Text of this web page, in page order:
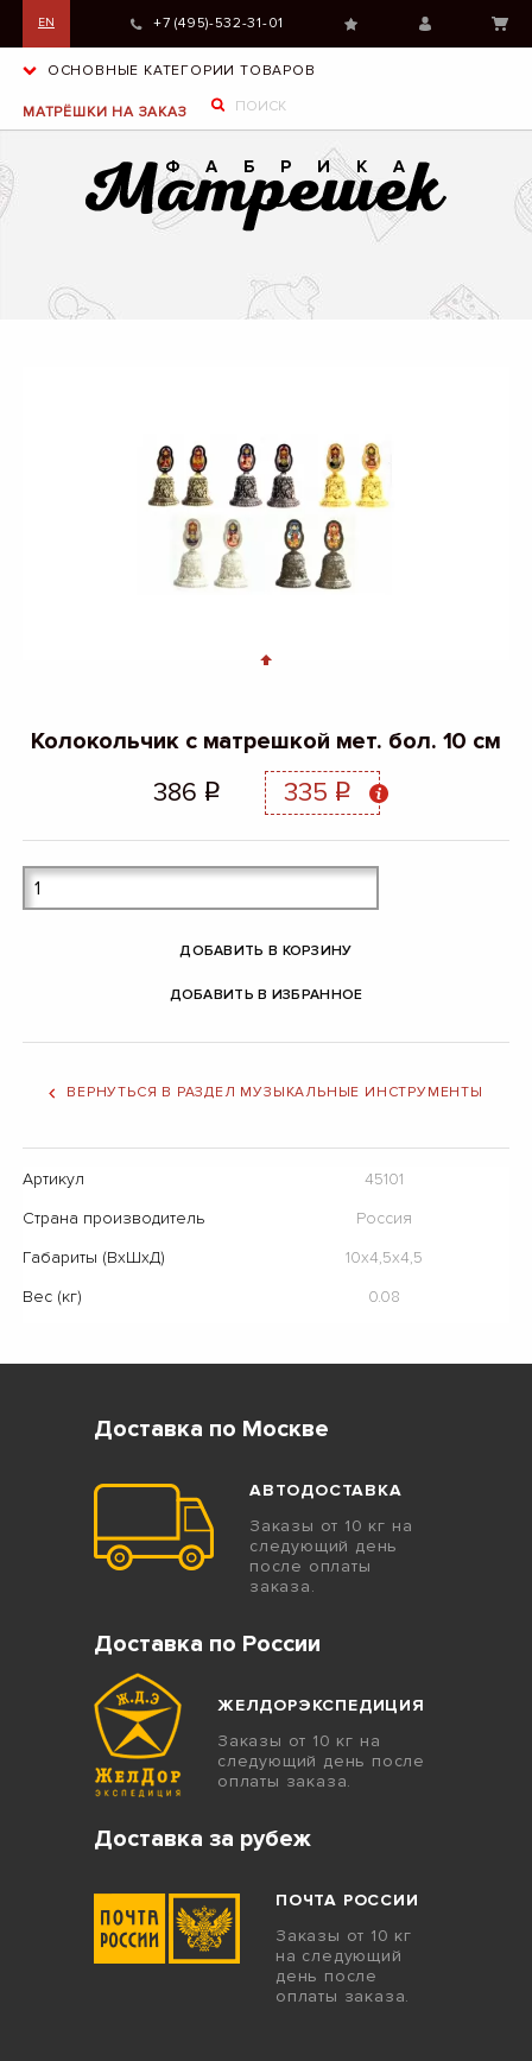
EN +7 (495)-532-31-01
ОСНОВНЫЕ КАТЕГОРИИ ТОВАРОВ
МАТРЁШКИ НА ЗАКАЗ
Колокольчик с матрешкой мет. бол. 10 см
386 q 335 q
ДОБАВИТЬ В КОРЗИНУ
ДОБАВИТЬ В ИЗБРАННОЕ
ВЕРНУТЬСЯ В РАЗДЕЛ МУЗЫКАЛЬНЫЕ ИНСТРУМЕНТЫ
Артикул
45101
Страна производитель
Россия
Габариты (ВхШхД)
10x4,5x4,5
Вес (кг)
0.08
Доставка по Москве
АВТОДОСТАВКА
Заказы от 10 кг на
следующий день
после оплаты
заказа.
Доставка по России
ЖЕЛДОРЭКСПЕДИЦИЯ
Заказы от 10 кг на
следующий день после
оплаты заказа.
Доставка за рубеж
ПОЧТА РОССИИ
Заказы от 10 кг
на следующий
день после
оплаты заказа.